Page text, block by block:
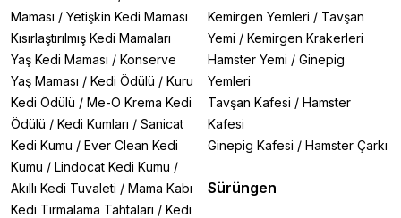
Maması / Yetişkin Kedi Maması
Kısırlaştırılmış Kedi Mamaları
Yaş Kedi Maması / Konserve
Yaş Maması / Kedi Ödülü / Kuru
Kedi Ödülü / Me-O Krema Kedi
Ödülü / Kedi Kumları / Sanicat
Kedi Kumu / Ever Clean Kedi
Kumu / Lindocat Kedi Kumu /
Akıllı Kedi Tuvaleti / Mama Kabı
Kedi Tırmalama Tahtaları / Kedi
Kemirgen Yemleri / Tavşan
Yemi / Kemirgen Krakerleri
Hamster Yemi / Ginepig
Yemleri
Tavşan Kafesi / Hamster
Kafesi
Ginepig Kafesi / Hamster Çarkı
Sürüngen